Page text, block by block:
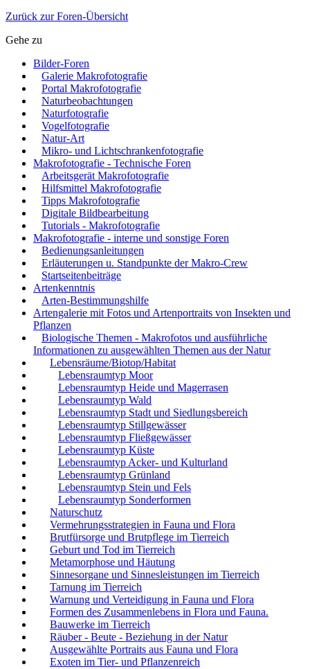
Zurück zur Foren-Übersicht
Gehe zu
Bilder-Foren
Galerie Makrofotografie
Portal Makrofotografie
Naturbeobachtungen
Naturfotografie
Vogelfotografie
Natur-Art
Mikro- und Lichtschrankenfotografie
Makrofotografie - Technische Foren
Arbeitsgerät Makrofotografie
Hilfsmittel Makrofotografie
Tipps Makrofotografie
Digitale Bildbearbeitung
Tutorials - Makrofotografie
Makrofotografie - interne und sonstige Foren
Bedienungsanleitungen
Erläuterungen u. Standpunkte der Makro-Crew
Startseitenbeiträge
Artenkenntnis
Arten-Bestimmungshilfe
Artengalerie mit Fotos und Artenportraits von Insekten und
Pflanzen
Biologische Themen - Makrofotos und ausführliche
Informationen zu ausgewählten Themen aus der Natur
Lebensräume/Biotop/Habitat
Lebensraumtyp Moor
Lebensraumtyp Heide und Magerrasen
Lebensraumtyp Wald
Lebensraumtyp Stadt und Siedlungsbereich
Lebensraumtyp Stillgewässer
Lebensraumtyp Fließgewässer
Lebensraumtyp Küste
Lebensraumtyp Acker- und Kulturland
Lebensraumtyp Grünland
Lebensraumtyp Stein und Fels
Lebensraumtyp Sonderformen
Naturschutz
Vermehrungsstrategien in Fauna und Flora
Brutfürsorge und Brutpflege im Tierreich
Geburt und Tod im Tierreich
Metamorphose und Häutung
Sinnesorgane und Sinnesleistungen im Tierreich
Tarnung im Tierreich
Warnung und Verteidigung in Fauna und Flora
Formen des Zusammenlebens in Flora und Fauna.
Bauwerke im Tierreich
Räuber - Beute - Beziehung in der Natur
Ausgewählte Portraits aus Fauna und Flora
Exoten im Tier- und Pflanzenreich